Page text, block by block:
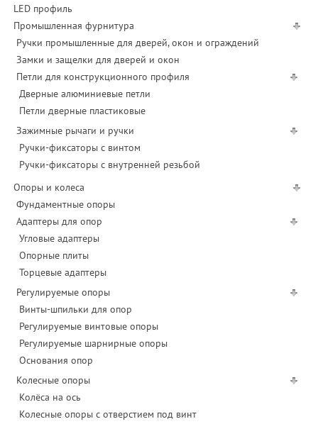
LED профиль
Промышленная фурнитура
Ручки промышленные для дверей, окон и ограждений
Замки и защелки для дверей и окон
Петли для конструкционного профиля
Дверные алюминиевые петли
Петли дверные пластиковые
Зажимные рычаги и ручки
Ручки-фиксаторы c винтом
Ручки-фиксаторы c внутренней резьбой
Опоры и колеса
Фундаментные опоры
Адаптеры для опор
Угловые адаптеры
Опорные плиты
Торцевые адаптеры
Регулируемые опоры
Винты-шпильки для опор
Регулируемые винтовые опоры
Регулируемые шарнирные опоры
Основания опор
Колесные опоры
Колёса на ось
Колесные опоры с отверстием под винт